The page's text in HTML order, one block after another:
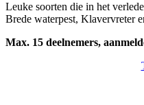
Leuke soorten die in het
Brede waterpest, Klavervreter
Max. 15 deelnemers,